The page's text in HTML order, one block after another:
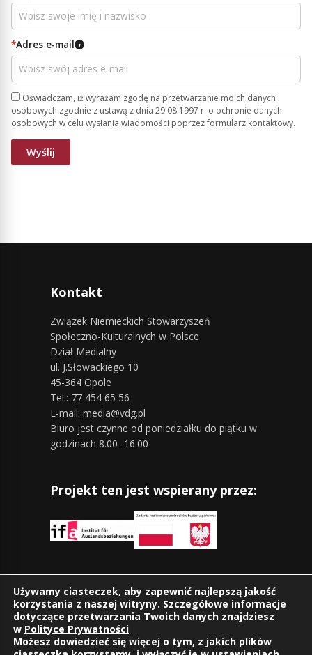
*Adres e-mail i
Oświadczam, iż wyrażam zgodę na przetwarzanie moich danych
osobowych zgodnie z ustawą z dnia 29.08.1997 r. o ochronie danych
osobowych w celu wysłania wiadomości poprzez formularz kontaktowy.
Kontakt
Związek Niemieckich Stowarzyszeń
Społeczno-Kulturalnych w Polsce
Dział Medialny
ul. J.Słowackiego 10
45-364 Opole
Tel.: 77 454 65 56
E-mail: media@vdg.pl
Biuro jest czynne od poniedziałku do piątku w
godzinach 8.00 -16.00
Projekt ten jest wspierany przez:
Znajdziesz nas również na:
Używamy ciasteczek, aby zapewnić najlepszą jakość
korzystania z naszej witryny. Szczegółowe informacje
dotyczące przetwarzania Twoich danych znajdziesz
w Polityce Prywatności
Możesz dowiedzieć się więcej o tym, z jakich plików